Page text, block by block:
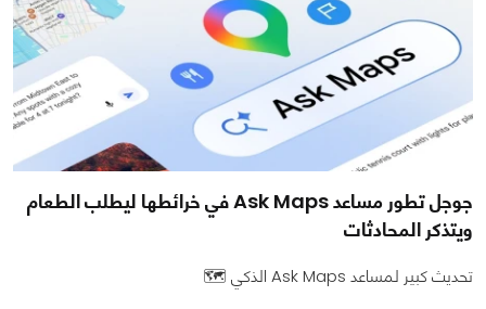
جوجل تطور مساعد Ask Maps في خرائطها ليطلب الطعام
ويتذكر المحادثات
تحديث كبير لمساعد Ask Maps الذكي 🗺️